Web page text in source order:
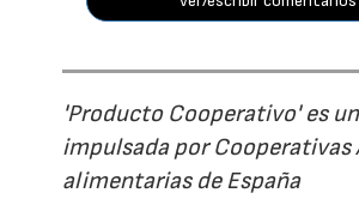
'Producto Cooperativo' es
impulsada por Cooperativas
alimentarias de España